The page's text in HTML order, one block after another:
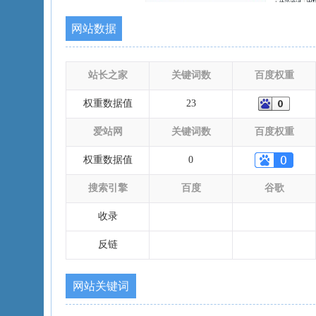
网站数据
站长之家 关键词数 百度权重
权重数据值 23
爱站网 关键词数 百度权重
权重数据值 0
搜索引擎 百度 谷歌
收录
反链
网站关键词